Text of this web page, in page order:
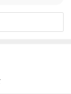
규산질 골격 182 /
/ 화학적 방어 190